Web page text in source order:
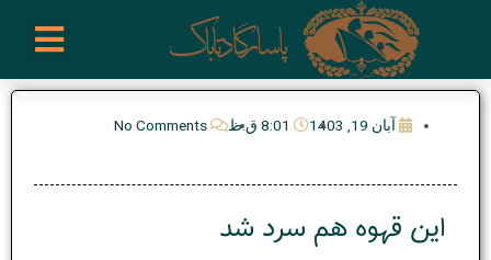
آبان 19, 1403 8:01 ق.ظ No Comments
این قهوه هم سرد شد